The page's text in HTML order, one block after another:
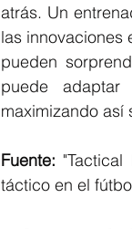
atrás. Un
las innovaciones
pueden
puede
maximizando así
Fuente:
táctico en el